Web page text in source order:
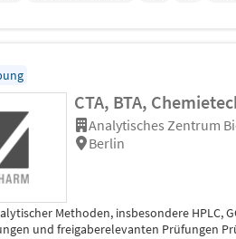
CTA, BTA,
Analytisches Zentrum
Berlin
Methoden, insbesondere
und freigaberelevanten Prüfungen